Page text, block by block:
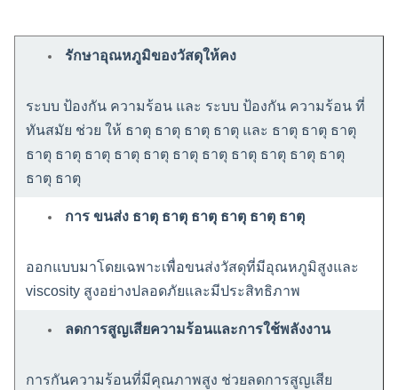
รักษาอุณหภูมิของวัสดุให้คง
ระบบ ป้องกัน ความร้อน และ ระบบ ป้องกัน ความร้อน ที่
ทันสมัย ช่วย ให้ ธาตุ ธาตุ ธาตุ ธาตุ และ ธาตุ ธาตุ ธาตุ
ธาตุ ธาตุ ธาตุ ธาตุ ธาตุ ธาตุ ธาตุ ธาตุ ธาตุ ธาตุ ธาตุ
ธาตุ ธาตุ
การ ขนส่ง ธาตุ ธาตุ ธาตุ ธาตุ ธาตุ ธาตุ
ออกแบบมาโดยเฉพาะเพื่อขนส่งวัสดุที่มีอุณหภูมิสูงและ
viscosity สูงอย่างปลอดภัยและมีประสิทธิภาพ
ลดการสูญเสียความร้อนและการใช้พลังงาน
การกันความร้อนที่มีคุณภาพสูง ช่วยลดการสูญเสีย